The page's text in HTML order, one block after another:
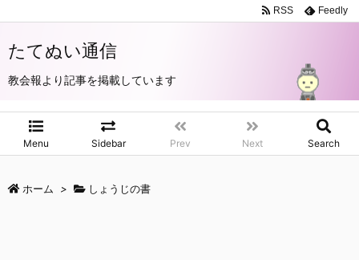
たてぬい通信
教会報より記事を掲載しています
Menu Sidebar Prev Next Search
RSS Feedly
ホーム > しょうじの書